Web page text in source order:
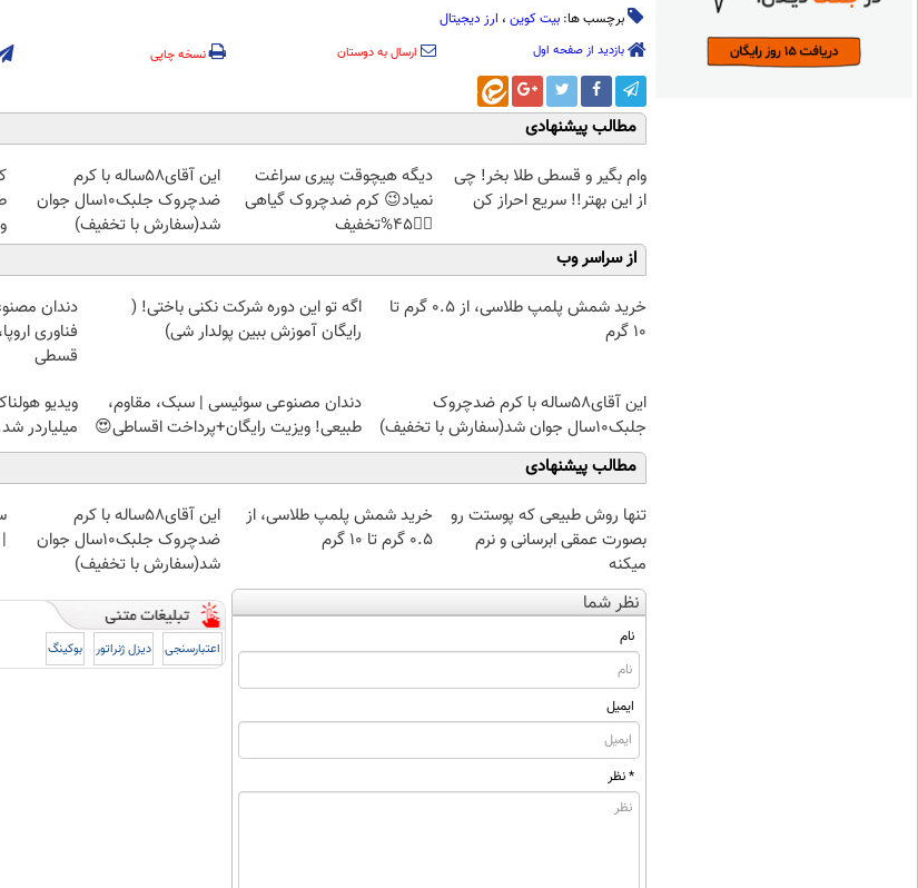
برچسب ها: بیت کوین ، ارز دیجیتال
بازدید از صفحه اول ارسال به دوستان نسخه چاپی
مطالب پیشنهادی
وام بگیر و قسطی طلا بخر! چی
از این بهتر!! سریع احراز کن
دیگه هیچوقت پیری سراغت
نمیاد😉 کرم ضدچروک گیاهی
👈🏻45%تخفیف
این آقای58ساله با کرم
ضدچروک جلبک10سال جوان
شد(سفارش با تخفیف)
از سراسر وب
خرید شمش پلمپ طلاسی، از ۰.۵ گرم تا
۱۰ گرم
اگه تو این دوره شرکت نکنی باختی! (
رایگان آموزش ببین پولدار شی)
دندان
فناوری
قسطی
این آقای58ساله با کرم ضدچروک
جلبک10سال جوان شد(سفارش با تخفیف)
دندان مصنوعی سوئیسی | سبک، مقاوم،
طبیعی! ویزیت رایگان+پرداخت اقساطی😍
ویدیو
میلیاردر
مطالب پیشنهادی
تنها روش طبیعی که پوستت رو
بصورت عمقی ابرسانی و نرم
میکنه
خرید شمش پلمپ طلاسی، از
۰.۵ گرم تا ۱۰ گرم
این آقای58ساله با کرم
ضدچروک جلبک10سال جوان
شد(سفارش با تخفیف)
نظر شما
نام
ایمیل
* نظر
اعتبارسنجی دیزل ژنراتور بوکینگ